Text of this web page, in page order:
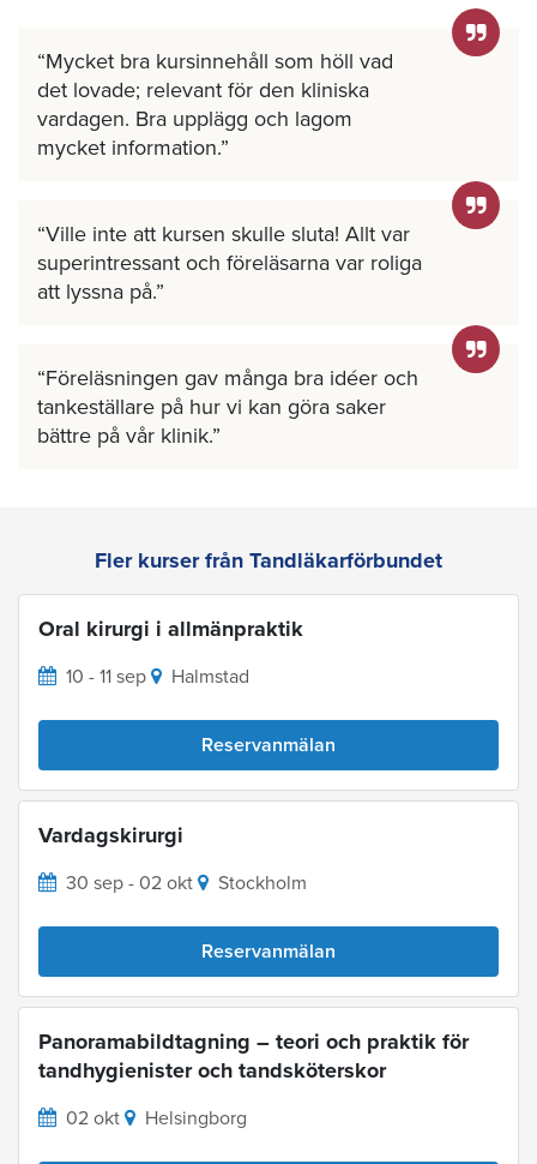
Mycket bra kursinnehåll som höll vad
det lovade; relevant för den kliniska
vardagen. Bra upplägg och lagom
mycket information.
Ville inte att kursen skulle sluta! Allt var
superintressant och föreläsarna var roliga
att lyssna på.
Föreläsningen gav många bra idéer och
tankeställare på hur vi kan göra saker
bättre på vår klinik.
Fler kurser från Tandläkarförbundet
Oral kirurgi i allmänpraktik
10 - 11 sep Halmstad
Reservanmälan
Vardagskirurgi
30 sep - 02 okt Stockholm
Reservanmälan
Panoramabildtagning – teori och praktik för
tandhygienister och tandsköterskor
02 okt Helsingborg